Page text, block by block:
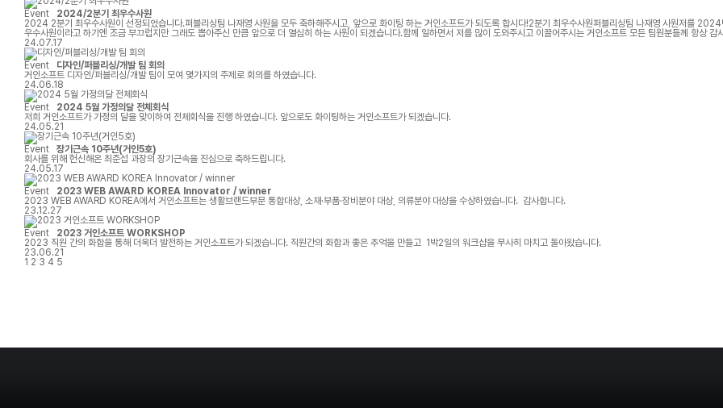
Event
2024/2분기 최우수사원
2024 2분기 최우수사원이 선정되었습니다.퍼블리싱팀 나재영 사원을 모두 축하해주시고, 앞으로 화이팅 하는 거인소프트가 되도록 합시다!2분기 최우수사원퍼블리싱팀 나재영 사원저를
우수사원이라고 하기엔 조금 부끄럽지만 그래도 뽑아주신 만큼 앞으로 더 열심히 하는 사원이 되겠습니다.함께 일하면서 저를 많이 도와주시고 이끌어주시는 거인소프트 모든 팀원분들께 항상
많이 배우고 성장할 수 있었던 것 같습니다. 정말 늘 감사드립니다!항상 거인소프트 퍼블리싱팀으로서 자부심을 가질 수 있도록 앞으로도 부족한 점 잘 메꾸며 더 열심히 노력하도록 하겠습니다.감
24.07.17
Event
디자인/퍼블리싱/개발 팀 회의
거인소프트 디자인/퍼블리싱/개발 팀이 모여 몇가지의 주제로 회의를 하였습니다.
24.06.18
Event
2024 5월 가정의달 전체회식
저희 거인소프트가 가정의 달을 맞이하여 전체회식을 진행 하였습니다. 앞으로도 화이팅하는 거인소프트가 되겠습니다.
24.05.21
Event
장기근속 10주년(거인5호)
회사를 위해 헌신해온 최준섭 과장의 장기근속을 진심으로 축하드립니다.
24.05.17
Event
2023 WEB AWARD KOREA Innovator / winner
2023 WEB AWARD KOREA에서 거인소프트는 생활브랜드부문 통합대상, 소재·부품·장비분야 대상, 의류분야 대상을 수상하였습니다. 감사합니다.
23.12.27
Event
2023 거인소프트 WORKSHOP
2023 직원 간의 화합을 통해 더욱더 발전하는 거인소프트가 되겠습니다. 직원간의 화합과 좋은 추억을 만들고 1박2일의 워크샵을 무사히 마치고 돌아왔습니다.
23.06.21
1 2 3 4 5